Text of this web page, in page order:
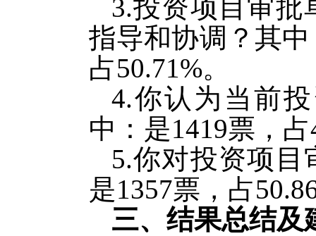
3.投资项目审批
指导和协调？其中
占50.71%。
4.你认为当前
中：是1419票，
5.你对投资项
是1357票，占
三、 结果总结及